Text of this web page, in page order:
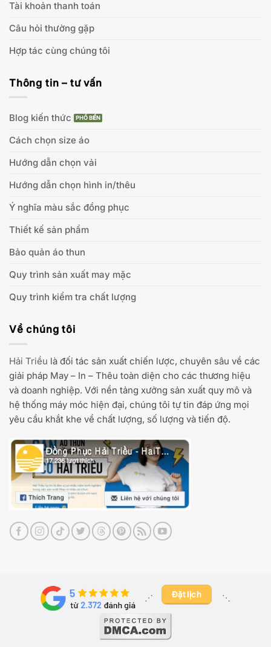
Tài khoản thanh toán
Câu hỏi thường gặp
Hợp tác cùng chúng tôi
Thông tin – tư vấn
Blog kiến thức
Cách chọn size áo
Hướng dẫn chọn vải
Hướng dẫn chọn hình in/thêu
Ý nghĩa màu sắc đồng phục
Thiết kế sản phẩm
Bảo quản áo thun
Quy trình sản xuất may mặc
Quy trình kiểm tra chất lượng
Về chúng tôi
Hải Triều là đối tác sản xuất chiến lược, chuyên sâu về các
giải pháp May – In – Thêu toàn diện cho các thương hiệu
và doanh nghiệp. Với nền tảng xưởng sản xuất quy mô và
hệ thống máy móc hiện đại, chúng tôi tự tin đáp ứng mọi
yêu cầu khắt khe về chất lượng, số lượng và tiến độ.
⋰ ​ Đặt lịch ⋱